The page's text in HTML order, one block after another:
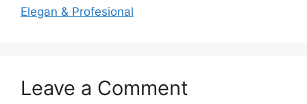
Elegan & Profesional
Leave a Comment